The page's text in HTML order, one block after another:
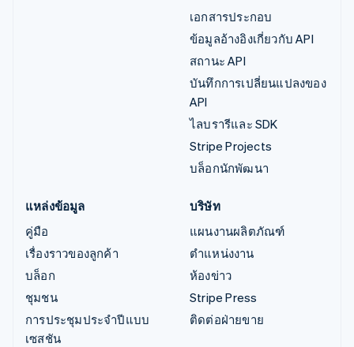
เอกสารประกอบ
ข้อมูลอ้างอิงเกี่ยวกับ API
สถานะ API
บันทึกการเปลี่ยนแปลงของ
API
ไลบรารีและ SDK
Stripe Projects
บล็อกนักพัฒนา
แหล่งข้อมูล
คู่มือ
เรื่องราวของลูกค้า
บล็อก
ชุมชน
การประชุมประจำปีแบบ
เซสชัน
บริษัท
แผนงานผลิตภัณฑ์
ตำแหน่งงาน
ห้องข่าว
Stripe Press
ติดต่อฝ่ายขาย